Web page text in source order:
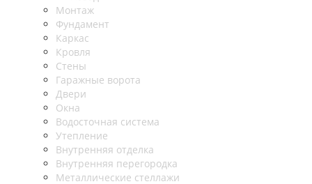
Монтаж
Фундамент
Каркас
Кровля
Стены
Гаражные ворота
Двери
Окна
Водосточная система
Утепление
Внутренняя отделка
Внутренняя перегородка
Металлические стеллажи